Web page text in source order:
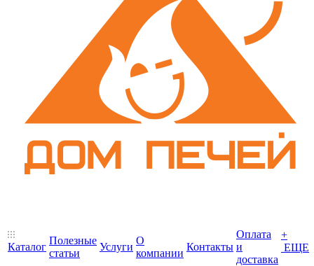
Каталог
Полезные
статьи
Услуги
О
компании
Контакты
Оплата
и
доставка
+
ЕЩЕ